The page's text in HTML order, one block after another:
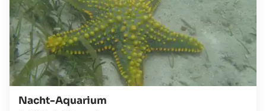
Cerf aus lohnt sich sehr!
Nacht-Aquarium